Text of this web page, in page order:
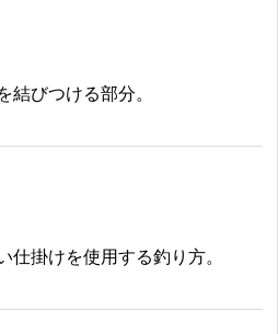
結びつける部分。
仕掛けを使用する釣り方。